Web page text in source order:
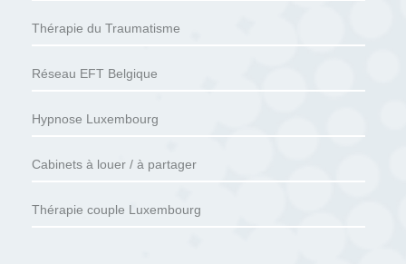
Thérapie du Traumatisme
Réseau EFT Belgique
Hypnose Luxembourg
Cabinets à louer / à partager
Thérapie couple Luxembourg